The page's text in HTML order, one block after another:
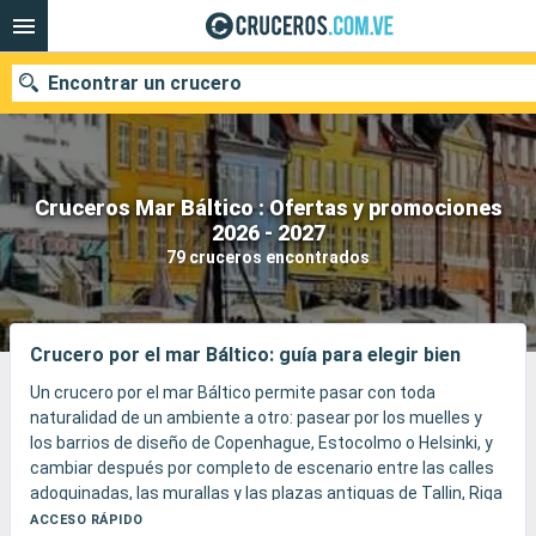
Cruceros Mar Báltico : Ofertas y promociones
2026 - 2027
79 cruceros encontrados
Encontrar un crucero
Nuestros destinos
Fecha de salida
Puertos Compañías
Buscar
Crucero por el mar Báltico: guía para elegir bien
Un crucero por el mar Báltico permite pasar con toda
naturalidad de un ambiente a otro: pasear por los muelles y
los barrios de diseño de Copenhague, Estocolmo o Helsinki, y
cambiar después por completo de escenario entre las calles
adoquinadas, las murallas y las plazas antiguas de Tallin, Riga
o Gdansk.
ACCESO RÁPIDO